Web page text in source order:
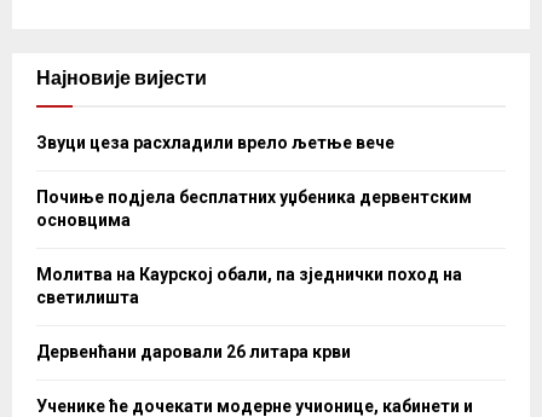
Најновије вијести
Звуци цеза расхладили врело љетње вече
Почиње подјела бесплатних уџбеника дервентским
основцима
Молитва на Каурској обали, па зједнички поход на
светилишта
Дервенћани даровали 26 литара крви
Ученике ће дочекати модерне учионице, кабинети и